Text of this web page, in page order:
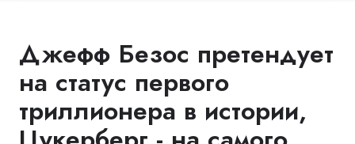
Джефф Безос претендует
на статус первого
триллионера в истории,